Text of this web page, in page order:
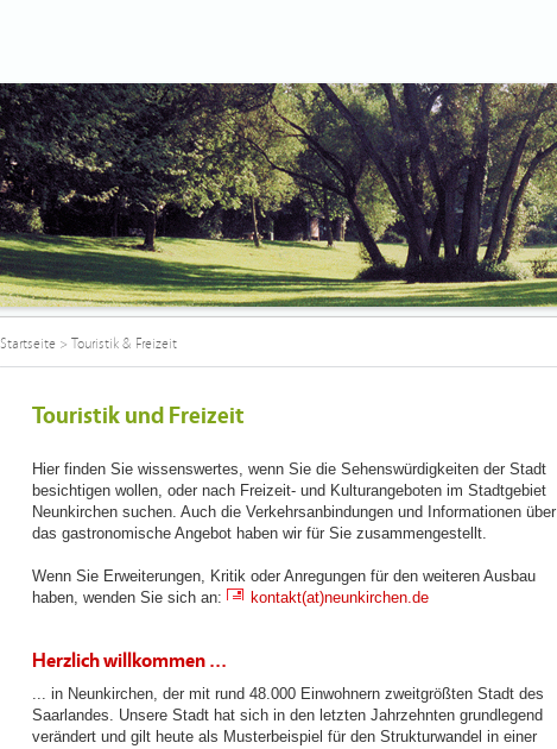
Startseite> Touristik & Freizeit
Touristik und Freizeit
Hier finden Sie wissenswertes, wenn Sie die Sehenswürdigkeiten der Stadt
besichtigen wollen, oder nach Freizeit- und Kulturangeboten im Stadtgebiet
Neunkirchen suchen. Auch die Verkehrsanbindungen und Informationen über
das gastronomische Angebot haben wir für Sie zusammengestellt.
Wenn Sie Erweiterungen, Kritik oder Anregungen für den weiteren Ausbau
haben, wenden Sie sich an:
kontakt(at)neunkirchen.de
Herzlich willkommen ...
... in Neunkirchen, der mit rund 48.000 Einwohnern zweitgrößten Stadt des
Saarlandes. Unsere Stadt hat sich in den letzten Jahrzehnten grundlegend
verändert und gilt heute als Musterbeispiel für den Strukturwandel in einer